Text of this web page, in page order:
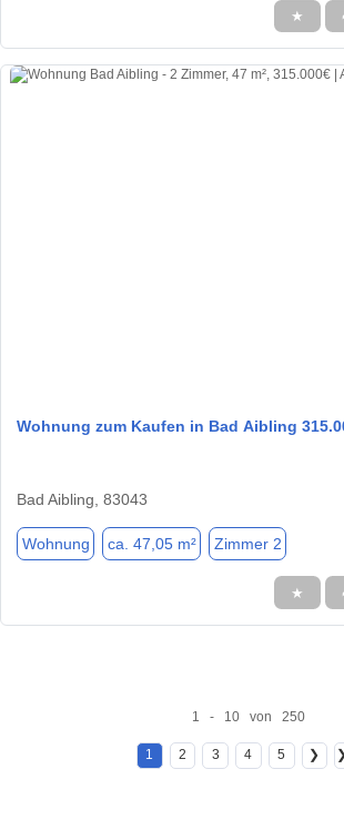
★
Wohnung zum Kaufen in Bad Aibling
Bad Aibling, 83043
Wohnung ca. 47,05 m² Zimmer 2
★
1 - 10 von 250
1 2 3 4 5 ❯